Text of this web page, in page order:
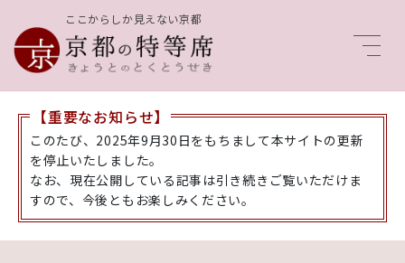
ここからしか見えない京都
【重要なお知らせ】
このたび、2025年9月30日をもちまして本サイトの更新
を停止いたしました。
なお、現在公開している記事は引き続きご覧いただけま
すので、今後ともお楽しみください。